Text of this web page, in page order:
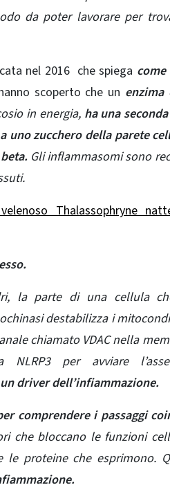
da poter lavorare per
nel 2016 che spiega
scoperto che un enzima
in energia, ha una
uno zucchero della parete
Gli inflammasomi sono
Thalassophryne
la parte di una cellula
destabilizza i
chiamato VDAC nella
per avviare
driver dell’infiammazione.
comprendere i passaggi
che bloccano le funzioni
proteine ​​che esprimono.